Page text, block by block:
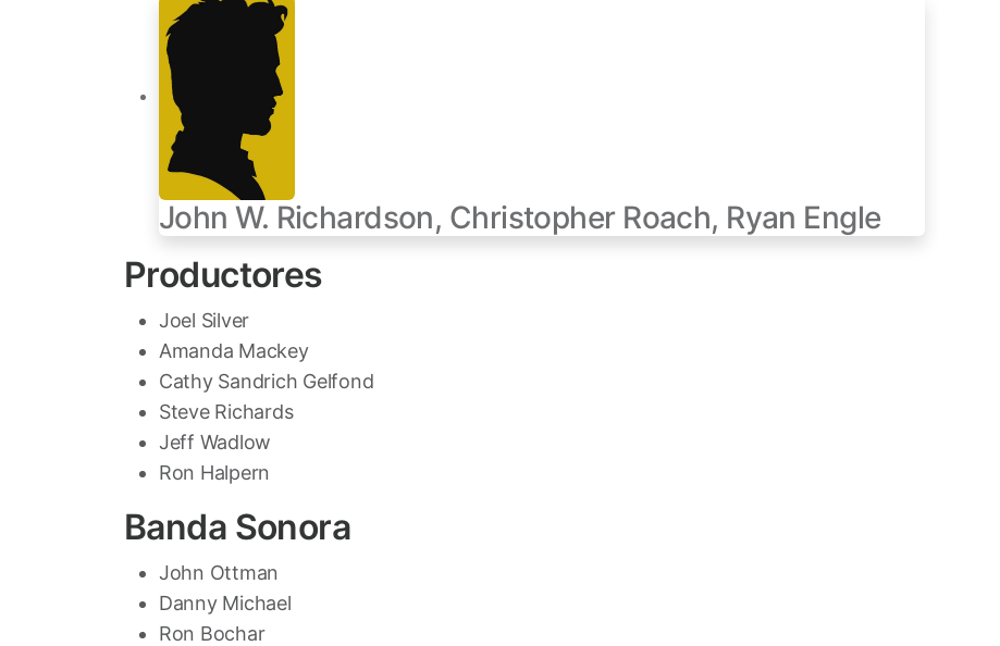
John W. Richardson, Christopher Roach, Ryan Engle
Productores
Joel Silver
Amanda Mackey
Cathy Sandrich Gelfond
Steve Richards
Jeff Wadlow
Ron Halpern
Banda Sonora
John Ottman
Danny Michael
Ron Bochar